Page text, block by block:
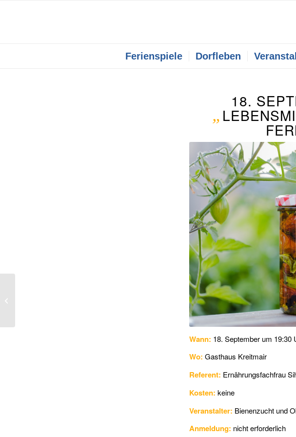
Ferienspiele Dorfleben
18.
„
Wann: 18. September um 19:30
Wo: Gasthaus Kreitmair
Referent: Ernährungsfachfrau
Kosten: keine
Veranstalter: Bienenzucht und
Anmeldung: nicht erforderlich